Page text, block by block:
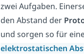
zwei Aufgaben.
den Abstand der
und sorgen so für
elektrostatischen